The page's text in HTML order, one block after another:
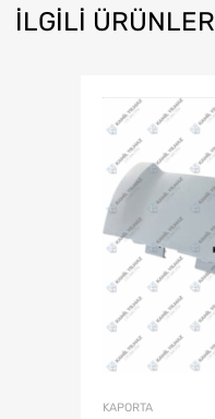
İLGILI ÜRÜNLER
KAPORTA